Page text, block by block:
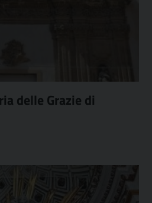
delle Grazie di